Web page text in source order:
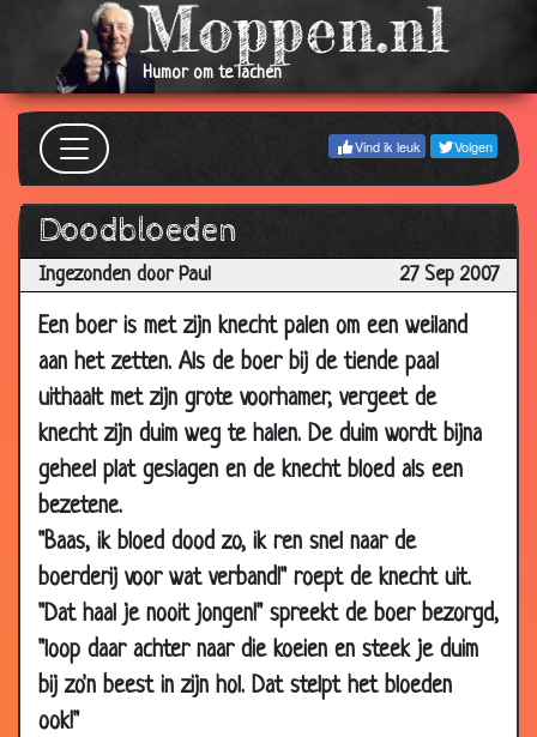
Humor om te lachen
Vind ik leuk Volgen
Doodbloeden
Ingezonden door Paul 27 Sep 2007
Een boer is met zijn knecht palen om een weiland
aan het zetten. Als de boer bij de tiende paal
uithaalt met zijn grote voorhamer, vergeet de
knecht zijn duim weg te halen. De duim wordt bijna
geheel plat geslagen en de knecht bloed als een
bezetene.
"Baas, ik bloed dood zo, ik ren snel naar de
boerderij voor wat verband!" roept de knecht uit.
"Dat haal je nooit jongen!" spreekt de boer bezorgd,
"loop daar achter naar die koeien en steek je duim
bij zo'n beest in zijn hol. Dat stelpt het bloeden
ook!"
05 Jun
2008
Heb ik iets verkeerds gezegd?
03 Jun
2008
TV-zender 2.85
17 Apr
2008
Is ie lekker? 3.86
12 Apr
2008
De Janssens 3.91
21 Mar
2008
Zeer behulpzaam 3.89
28 Feb
2008
Paardje rijden!
28 Feb
2008
Vierendelen 3.74
15 Feb
Pinocchio
08 Feb
2008
Boekje lezen 3.64
24 Jan
2008
Vermageren door seks